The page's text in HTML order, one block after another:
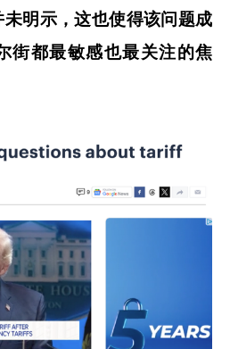
未明示 ，这也使得该问题成
街都最敏感也最关注的焦